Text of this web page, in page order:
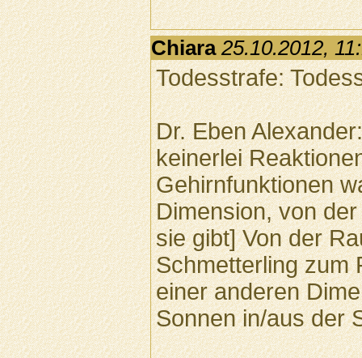
Chiara 25.10.2012,
Todesstrafe:
Dr. Eben
keinerlei
Gehirnfunktionen
Dimension, von
sie gibt] Von der
Schmetterling zum
einer anderen
Sonnen in/aus der